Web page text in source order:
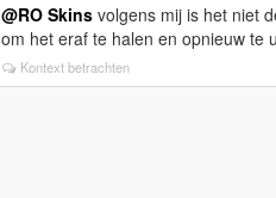
@RO Skins volgens mij is het niet
om het eraf te halen en opnieuw te
Kontext betrachten